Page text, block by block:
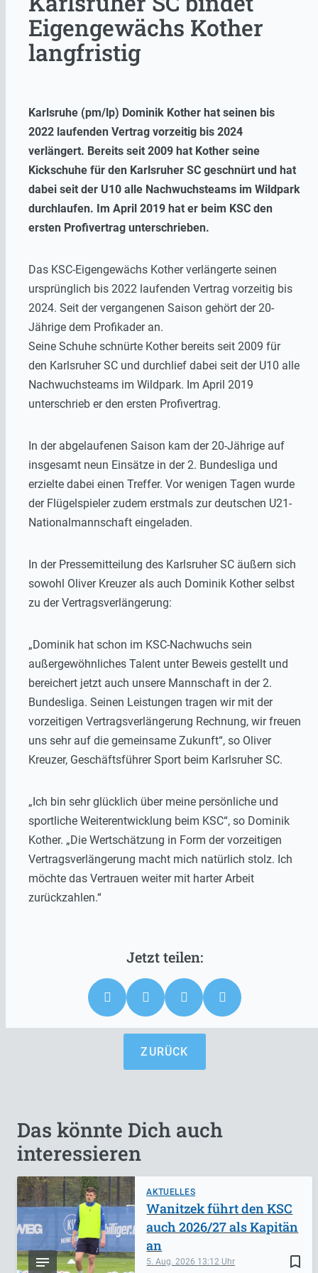
Eigengewächs Kother
langfristig
Karlsruhe (pm/lp) Dominik Kother hat seinen bis
2022 laufenden Vertrag vorzeitig bis 2024
verlängert. Bereits seit 2009 hat Kother seine
Kickschuhe für den Karlsruher SC geschnürt und hat
dabei seit der U10 alle Nachwuchsteams im Wildpark
durchlaufen. Im April 2019 hat er beim KSC den
ersten Profivertrag unterschrieben.
Das KSC-Eigengewächs Kother verlängerte seinen
ursprünglich bis 2022 laufenden Vertrag vorzeitig bis
2024. Seit der vergangenen Saison gehört der 20-
Jährige dem Profikader an.
Seine Schuhe schnürte Kother bereits seit 2009 für
den Karlsruher SC und durchlief dabei seit der U10 alle
Nachwuchsteams im Wildpark. Im April 2019
unterschrieb er den ersten Profivertrag.
In der abgelaufenen Saison kam der 20-Jährige auf
insgesamt neun Einsätze in der 2. Bundesliga und
erzielte dabei einen Treffer. Vor wenigen Tagen wurde
der Flügelspieler zudem erstmals zur deutschen U21-
Nationalmannschaft eingeladen.
In der Pressemitteilung des Karlsruher SC äußern sich
sowohl Oliver Kreuzer als auch Dominik Kother selbst
zu der Vertragsverlängerung:
„Dominik hat schon im KSC-Nachwuchs sein
außergewöhnliches Talent unter Beweis gestellt und
bereichert jetzt auch unsere Mannschaft in der 2.
Bundesliga. Seinen Leistungen tragen wir mit der
vorzeitigen Vertragsverlängerung Rechnung, wir freuen
uns sehr auf die gemeinsame Zukunft“, so Oliver
Kreuzer, Geschäftsführer Sport beim Karlsruher SC.
„Ich bin sehr glücklich über meine persönliche und
sportliche Weiterentwicklung beim KSC“, so Dominik
Kother. „Die Wertschätzung in Form der vorzeitigen
Vertragsverlängerung macht mich natürlich stolz. Ich
möchte das Vertrauen weiter mit harter Arbeit
zurückzahlen.“
ZURÜCK
Das könnte Dich auch
interessieren
AKTUELLES
bookmark_border
5. Aug. 2026 13:12
Wanitzek führt den KSC
auch 2026/27 als Kapitän
an